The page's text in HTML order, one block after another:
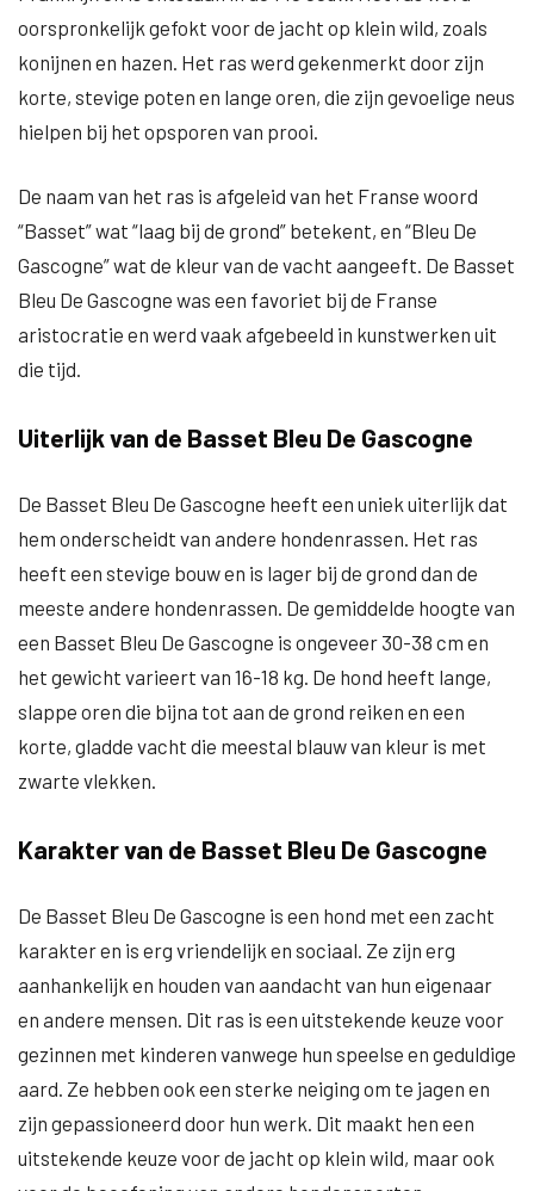
oorspronkelijk gefokt voor de jacht op klein wild, zoals
konijnen en hazen. Het ras werd gekenmerkt door zijn
korte, stevige poten en lange oren, die zijn gevoelige neus
hielpen bij het opsporen van prooi.
De naam van het ras is afgeleid van het Franse woord
“Basset” wat “laag bij de grond” betekent, en “Bleu De
Gascogne” wat de kleur van de vacht aangeeft. De Basset
Bleu De Gascogne was een favoriet bij de Franse
aristocratie en werd vaak afgebeeld in kunstwerken uit
die tijd.
Uiterlijk van de Basset Bleu De Gascogne
De Basset Bleu De Gascogne heeft een uniek uiterlijk dat
hem onderscheidt van andere hondenrassen. Het ras
heeft een stevige bouw en is lager bij de grond dan de
meeste andere hondenrassen. De gemiddelde hoogte van
een Basset Bleu De Gascogne is ongeveer 30-38 cm en
het gewicht varieert van 16-18 kg. De hond heeft lange,
slappe oren die bijna tot aan de grond reiken en een
korte, gladde vacht die meestal blauw van kleur is met
zwarte vlekken.
Karakter van de Basset Bleu De Gascogne
De Basset Bleu De Gascogne is een hond met een zacht
karakter en is erg vriendelijk en sociaal. Ze zijn erg
aanhankelijk en houden van aandacht van hun eigenaar
en andere mensen. Dit ras is een uitstekende keuze voor
gezinnen met kinderen vanwege hun speelse en geduldige
aard. Ze hebben ook een sterke neiging om te jagen en
zijn gepassioneerd door hun werk. Dit maakt hen een
uitstekende keuze voor de jacht op klein wild, maar ook